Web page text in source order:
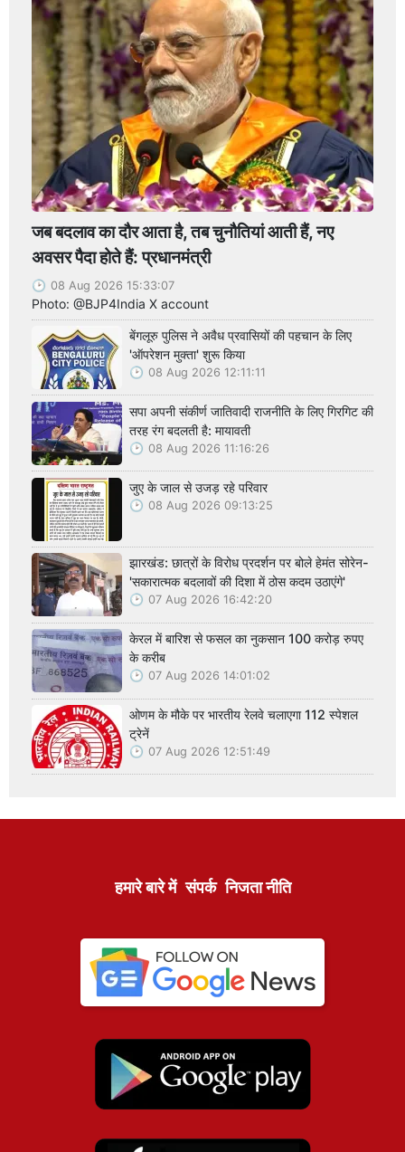
जब बदलाव का दौर आता है, तब चुनौतियां आती हैं, नए
अवसर पैदा होते हैं: प्रधानमंत्री
08 Aug 2026 15:33:07
Photo: @BJP4India X account
बेंगलूरु पुलिस ने अवैध प्रवासियों की पहचान के लिए
'ऑपरेशन मुक्ता' शुरू किया
08 Aug 2026 12:11:11
सपा अपनी संकीर्ण जातिवादी राजनीति के लिए गिरगिट की
तरह रंग बदलती है: मायावती
08 Aug 2026 11:16:26
जुए के जाल से उजड़ रहे परिवार
08 Aug 2026 09:13:25
झारखंड: छात्रों के विरोध प्रदर्शन पर बोले हेमंत सोरेन-
'सकारात्मक बदलावों की दिशा में ठोस कदम उठाएंगे'
07 Aug 2026 16:42:20
केरल में बारिश से फसल का नुकसान 100 करोड़ रुपए
के करीब
07 Aug 2026 14:01:02
ओणम के मौके पर भारतीय रेलवे चलाएगा 112 स्पेशल
ट्रेनें
07 Aug 2026 12:51:49
हमारे बारे में संपर्क निजता नीति